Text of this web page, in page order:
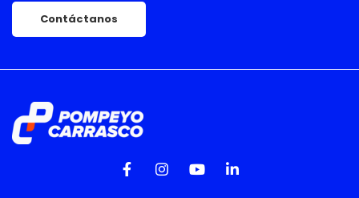
Contáctanos